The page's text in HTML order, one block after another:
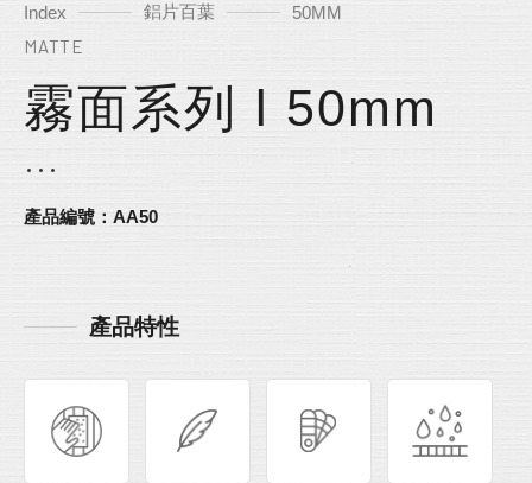
Index 鋁片百葉 50MM
MATTE
霧面系列 l 50mm
產品編號：AA50
產品特性